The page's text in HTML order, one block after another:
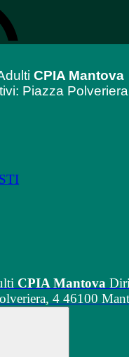
CPIA Mantova
Piazza
CPIA Mantova
4 46100